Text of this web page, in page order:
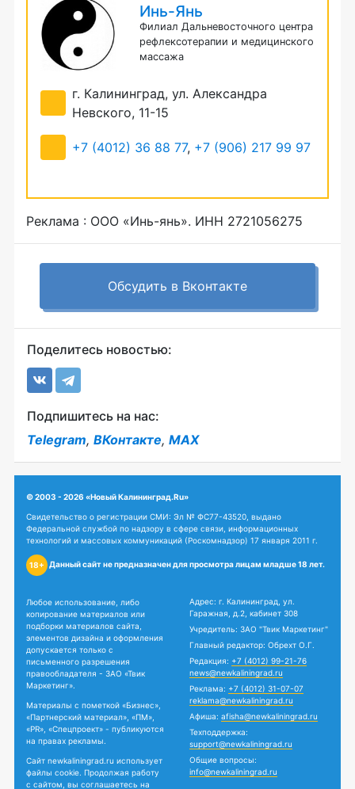
Инь-Янь
Филиал Дальневосточного центра
рефлексотерапии и медицинского
массажа
г. Калининград, ул. Александра
Невского, 11-15
+7 (4012) 36 88 77, +7 (906) 217 99 97
Реклама : ООО «Инь-янь». ИНН 2721056275
Обсудить в Вконтакте
Поделитесь новостью:
Подпишитесь на нас:
Telegram, ВКонтакте, MAX
© 2003 - 2026 «Новый Калининград.Ru»
Свидетельство о регистрации СМИ: Эл № ФС77-43520, выдано
Федеральной службой по надзору в сфере связи, информационных
технологий и массовых коммуникаций (Роскомнадзор) 17 января 2011 г.
18+ Данный сайт не предназначен для просмотра лицам младше 18 лет.
Любое использование, либо
копирование материалов или
подборки материалов сайта,
элементов дизайна и оформления
допускается только с
письменного разрешения
правообладателя - ЗАО «Твик
Маркетинг».
Материалы с пометкой «Бизнес»,
«Партнерский материал», «ПМ»,
«PR», «Спецпроект» - публикуются
на правах рекламы.
Сайт newkaliningrad.ru использует
файлы cookie. Продолжая работу
с сайтом, вы соглашаетесь на
Адрес: г. Калининград, ул.
Гаражная, д.2, кабинет 308
Учредитель: ЗАО "Твик Маркетинг"
Главный редактор: Обрехт О.Г.
Редакция: +7 (4012) 99-21-76
news@newkaliningrad.ru
Реклама: +7 (4012) 31-07-07
reklama@newkaliningrad.ru
Афиша: afisha@newkaliningrad.ru
Техподдержка:
support@newkaliningrad.ru
Общие вопросы:
info@newkaliningrad.ru